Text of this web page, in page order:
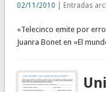
02/11/2010 | Entradas
«Telecinco emite por
Juanra Bonet en «El